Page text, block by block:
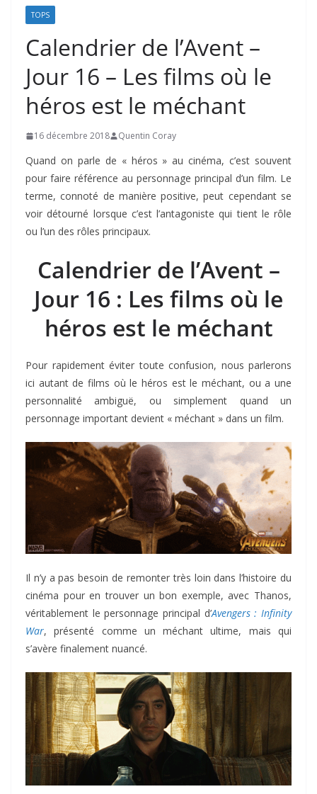
TOPS
Calendrier de l’Avent –
Jour 16 – Les films où le
héros est le méchant
16 décembre 2018 Quentin Coray
Quand on parle de « héros » au cinéma, c’est souvent
pour faire référence au personnage principal d’un film. Le
terme, connoté de manière positive, peut cependant se
voir détourné lorsque c’est l’antagoniste qui tient le rôle
ou l’un des rôles principaux.
Calendrier de l’Avent –
Jour 16 : Les films où le
héros est le méchant
Pour rapidement éviter toute confusion, nous parlerons
ici autant de films où le héros est le méchant, ou a une
personnalité ambiguë, ou simplement quand un
personnage important devient « méchant » dans un film.
Il n’y a pas besoin de remonter très loin dans l’histoire du
cinéma pour en trouver un bon exemple, avec Thanos,
véritablement le personnage principal d’Avengers : Infinity
War, présenté comme un méchant ultime, mais qui
s’avère finalement nuancé.